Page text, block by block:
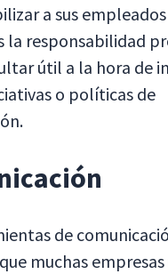
a sus
la responsabilidad
útil a la hora de
o políticas de
de
muchas empresas